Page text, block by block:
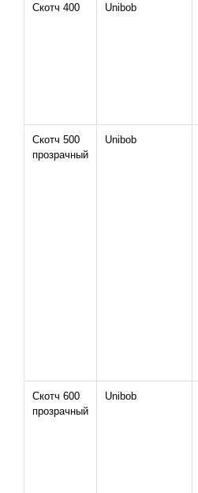
Скотч 400 Unibob
Скотч 500
прозрачный
Unibob
Скотч 600
прозрачный
Unibob